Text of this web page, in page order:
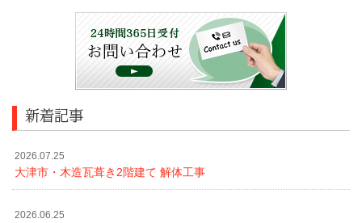
新着記事
2026.07.25
大津市・木造瓦葺き2階建て 解体工事
2026.06.25